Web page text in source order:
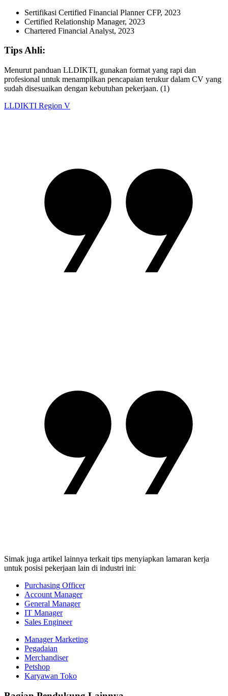
Sertifikasi Certified Financial Planner CFP, 2023
Certified Relationship Manager, 2023
Chartered Financial Analyst, 2023
Tips Ahli:
Menurut panduan LLDIKTI, gunakan format yang rapi dan
profesional untuk menampilkan pencapaian terukur dalam CV yang
sudah disesuaikan dengan kebutuhan pekerjaan. (1)
LLDIKTI Region V
Simak juga artikel lainnya terkait tips menyiapkan lamaran kerja
untuk posisi pekerjaan lain di industri ini:
Purchasing Officer
Account Manager
General Manager
IT Manager
Sales Engineer
Manager Marketing
Pegadaian
Merchandiser
Petshop
Karyawan Toko